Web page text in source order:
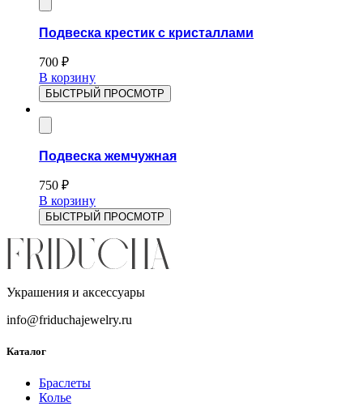
Подвеска крестик с кристаллами
700 ₽
В корзину
БЫСТРЫЙ ПРОСМОТР
Подвеска жемчужная
750 ₽
В корзину
БЫСТРЫЙ ПРОСМОТР
Украшения и аксессуары
info@friduchajewelry.ru
Каталог
Браслеты
Колье